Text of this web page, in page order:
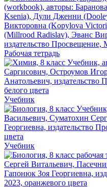
Рабочая тетрадь
Учебник
Учебник